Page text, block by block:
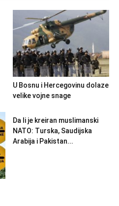
U Bosnu i Hercegovinu dolaze
velike vojne snage
Da li je kreiran muslimanski
NATO: Turska, Saudijska
Arabija i Pakistan...